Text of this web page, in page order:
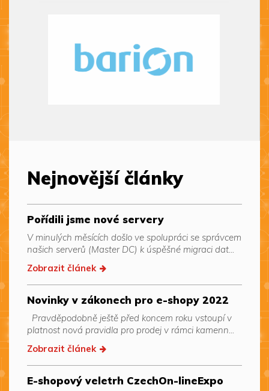
Nejnovější články
Pořídili jsme nové servery
V minulých měsících došlo ve spolupráci se správcem
našich serverů (Master DC) k úspěšné migraci dat...
Zobrazit článek
Novinky v zákonech pro e-shopy 2022
Pravděpodobně ještě před koncem roku vstoupí v
platnost nová pravidla pro prodej v rámci kamenn...
Zobrazit článek
E-shopový veletrh CzechOn-lineExpo